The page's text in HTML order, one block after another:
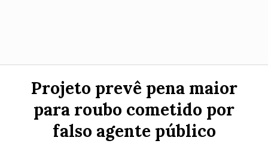
Projeto prevê pena maior
para roubo cometido por
falso agente público